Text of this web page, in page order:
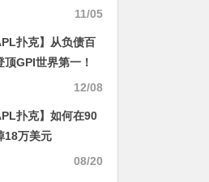
11/05
扑克】从负债百
顶GPI世界第一！
Lin逆境崛起的扑
12/08
扑克】如何在90
18万美元
08/20